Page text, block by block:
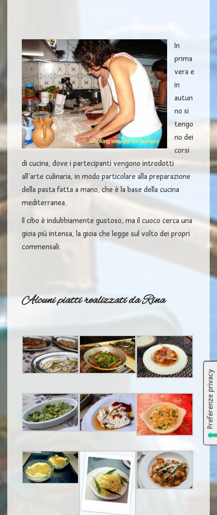
In
prima
vera e
in
autun
no si
tengo
no dei
corsi
di cucina, dove i partecipanti vengono introdotti
all’arte culinaria, in modo particolare alla preparazione
della pasta fatta a mano, che è la base della cucina
mediterranea.
Il cibo è indubbiamente gustoso, ma il cuoco cerca una
gioia più intensa, la gioia che legge sul volto dei propri
commensali.
Alcuni piatti realizzati da Rina